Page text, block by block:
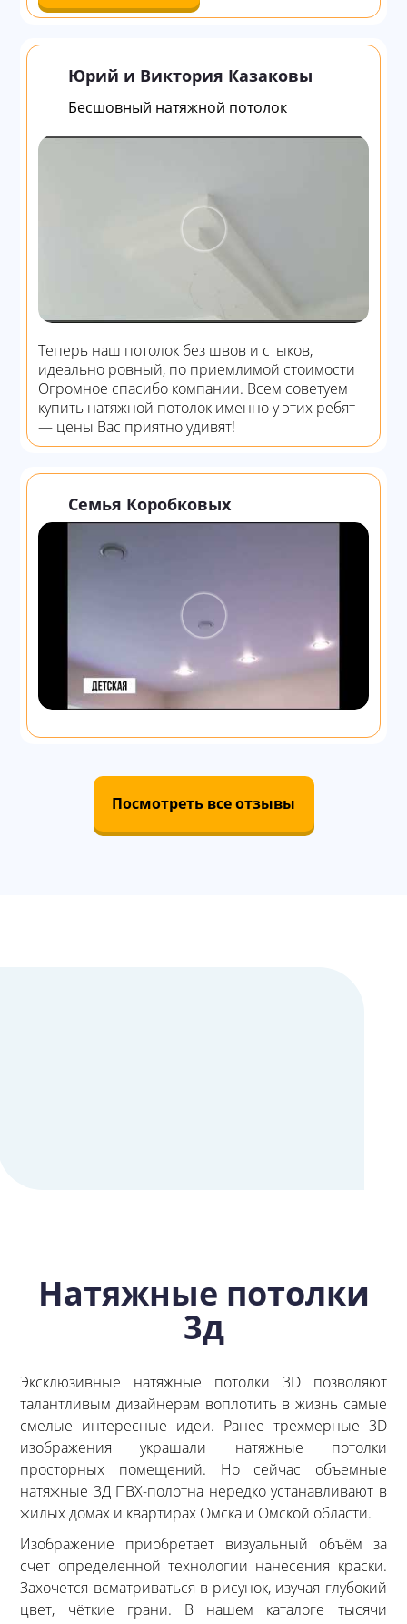
Юрий и Виктория Казаковы
Бесшовный натяжной потолок
Теперь наш потолок без швов и стыков,
идеально ровный, по приемлимой стоимости
Огромное спасибо компании. Всем советуем
купить натяжной потолок именно у этих ребят
— цены Вас приятно удивят!
Семья Коробковых
Посмотреть все отзывы
Натяжные потолки
3д
Эксклюзивные натяжные потолки 3D позволяют
талантливым дизайнерам воплотить в жизнь самые
смелые интересные идеи. Ранее трехмерные 3D
изображения украшали натяжные потолки
просторных помещений. Но сейчас объемные
натяжные 3Д ПВХ-полотна нередко устанавливают в
жилых домах и квартирах Омска и Омской области.
Изображение приобретает визуальный объём за
счет определенной технологии нанесения краски.
Захочется всматриваться в рисунок, изучая глубокий
цвет, чёткие грани. В нашем каталоге тысячи